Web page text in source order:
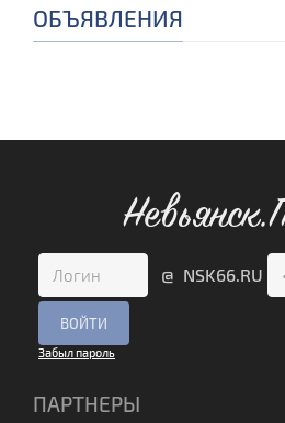
ОБЪЯВЛЕНИЯ
@ NSK66.RU
Забыл пароль
ПАРТНЕРЫ